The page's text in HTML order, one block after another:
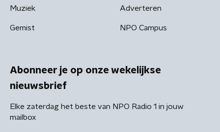
Muziek
Gemist
Adverteren
NPO Campus
Abonneer je op onze wekelijkse
nieuwsbrief
Elke zaterdag het beste van NPO Radio 1 in jouw
mailbox